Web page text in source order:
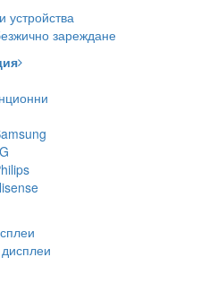
устройства
зареждане